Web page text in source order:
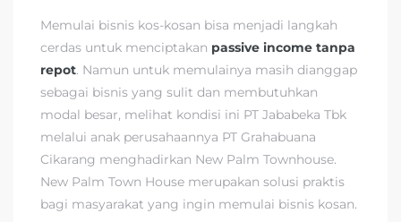
Memulai bisnis kos-kosan bisa menjadi langkah
cerdas untuk menciptakan passive income tanpa
repot. Namun untuk memulainya masih dianggap
sebagai bisnis yang sulit dan membutuhkan
modal besar, melihat kondisi ini PT Jababeka Tbk
melalui anak perusahaannya PT Grahabuana
Cikarang menghadirkan New Palm Townhouse.
New Palm Town House merupakan solusi praktis
bagi masyarakat yang ingin memulai bisnis kosan.